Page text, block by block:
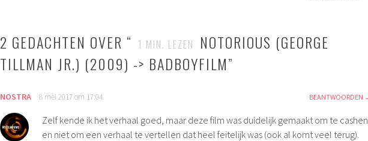
2 GEDACHTEN OVER “ 1 MIN. LEZEN
NOTORIOUS (GEORGE
TILLMAN JR.) (2009) -> BADBOYFILM”
NOSTRA 8 mei 2017 om 17:04 BEANTWOORDEN
Zelf kende ik het verhaal goed, maar deze film was duidelijk gemaakt om te cashen
en niet om een verhaal te vertellen dat heel feitelijk was (ook al komt veel terug).